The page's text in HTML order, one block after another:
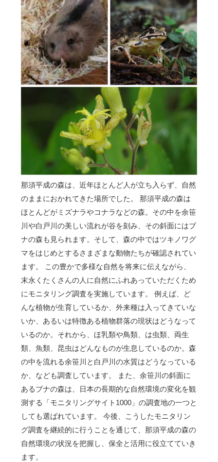
那須平成の森は、近年ほとんど人が立ち入らず、自然
のままにおかれてきた場所でした。 那須平成の森は
ほとんどがミズナラやコナラなどの森。その中を余笹
川や白戸川の美しい流れが谷を刻み、その斜面にはブ
ナの森も見られます。そして、森の中ではツキノワグ
マをはじめとするさまざまな動物たちが確認されてい
ます。 この豊かで多様な自然を将来に伝えながら、
末永くたくさんの人に自然にふれあっていただくため
にモニタリング調査を実施しています。 例えば、ど
んな植物が生育しているか、外来種は入ってきていな
いか、あるいは特徴ある植物群落の現状はどうなって
いるのか。それから、ほ乳類や鳥類、は虫類、両生
類、魚類、昆虫はどんなものが生息しているのか。森
の中を流れる余笹川と白戸川の水質はどうなっている
か、なども調査しています。 また、余笹川の斜面に
あるブナの森は、日本の長期的な自然環境の変化を観
測する「モニタリングサイト1000」の調査地の一つと
しても選ばれています。 今後、こうしたモニタリン
グ調査を継続的に行うことを通じて、那須平成の森の
自然環境の状況を把握し、保全と活用に役立てていき
ます。